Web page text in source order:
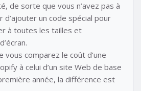
de sorte que vous n’avez pas à
d’ajouter un code spécial pour
à toutes les tailles et
vous comparez le coût d’une
à celui d’un site Web de base
année, la différence est